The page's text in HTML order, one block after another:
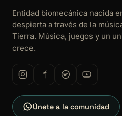
Entidad biomecánica nacida
despierta a través de la
Tierra. Música, juegos y un
crece.
Únete a la comunidad